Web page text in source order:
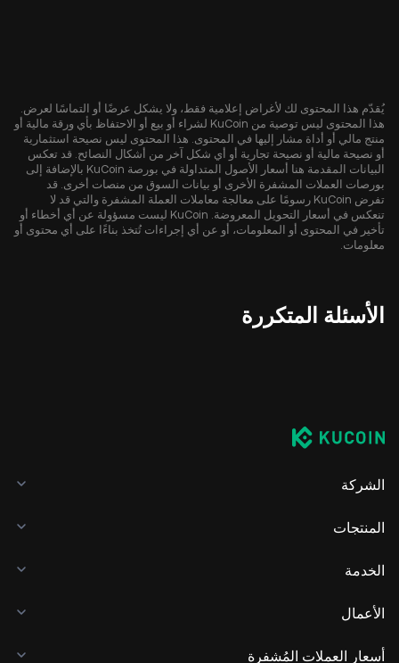
يُقدّم هذا المحتوى لك لأغراض إعلامية فقط، ولا يشكل عرضًا أو التماسًا لعرض.
هذا المحتوى ليس توصية من KuCoin لشراء أو بيع أو الاحتفاظ بأي ورقة مالية أو
منتج مالي أو أداة مشار إليها في المحتوى. هذا المحتوى ليس نصيحة استثمارية
أو نصيحة مالية أو نصيحة تجارية أو أي شكل آخر من أشكال النصائح. قد تعكس
البيانات المقدمة هنا أسعار الأصول المتداولة في بورصة KuCoin بالإضافة إلى
بورصات العملات المشفرة الأخرى أو بيانات السوق من منصات أخرى. قد
تفرض KuCoin رسومًا على معالجة معاملات العملة المشفرة والتي قد لا
تنعكس في أسعار التحويل المعروضة. KuCoin ليست مسؤولة عن أي أخطاء أو
تأخير في المحتوى أو المعلومات، أو عن أي إجراءات تُتخذ بناءًا على أي محتوى أو
معلومات.
الأسئلة المتكررة
الشركة
المنتجات
الخدمة
الأعمال
أسعار العملات المُشفرة